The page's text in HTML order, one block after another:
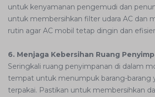
untuk kenyamanan pengemudi dan
untuk membersihkan filter udara AC dan
rutin agar AC mobil tetap dingin dan
6. Menjaga Kebersihan Ruang
Seringkali ruang penyimpanan di dalam
tempat untuk menumpuk barang-barang
terpakai. Pastikan untuk membersihkan